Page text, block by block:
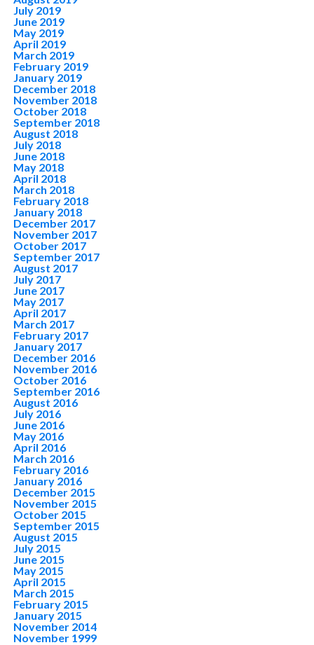
July 2019
June 2019
May 2019
April 2019
March 2019
February 2019
January 2019
December 2018
November 2018
October 2018
September 2018
August 2018
July 2018
June 2018
May 2018
April 2018
March 2018
February 2018
January 2018
December 2017
November 2017
October 2017
September 2017
August 2017
July 2017
June 2017
May 2017
April 2017
March 2017
February 2017
January 2017
December 2016
November 2016
October 2016
September 2016
August 2016
July 2016
June 2016
May 2016
April 2016
March 2016
February 2016
January 2016
December 2015
November 2015
October 2015
September 2015
August 2015
July 2015
June 2015
May 2015
April 2015
March 2015
February 2015
January 2015
November 2014
November 1999